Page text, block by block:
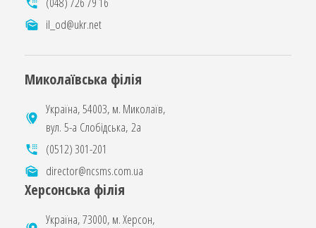
il_od@ukr.net
Миколаївська філія
Україна, 54003, м. Миколаїв,
вул. 5-а Слобідська, 2а
(0512) 301-201
director@ncsms.com.ua
Херсонська філія
Україна, 73000, м. Херсон,